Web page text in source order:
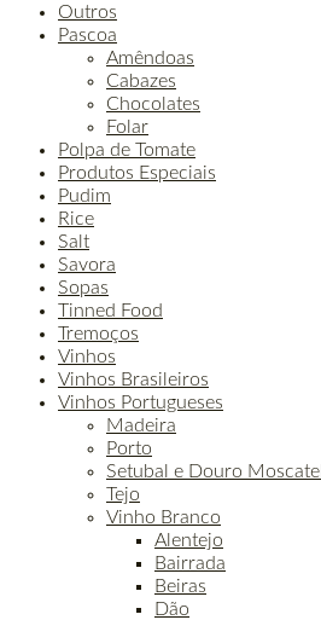
Outros
Pascoa
Amêndoas
Cabazes
Chocolates
Folar
Polpa de Tomate
Produtos Especiais
Pudim
Rice
Salt
Savora
Sopas
Tinned Food
Tremoços
Vinhos
Vinhos Brasileiros
Vinhos Portugueses
Madeira
Porto
Setubal e Douro Moscatel
Tejo
Vinho Branco
Alentejo
Bairrada
Beiras
Dão